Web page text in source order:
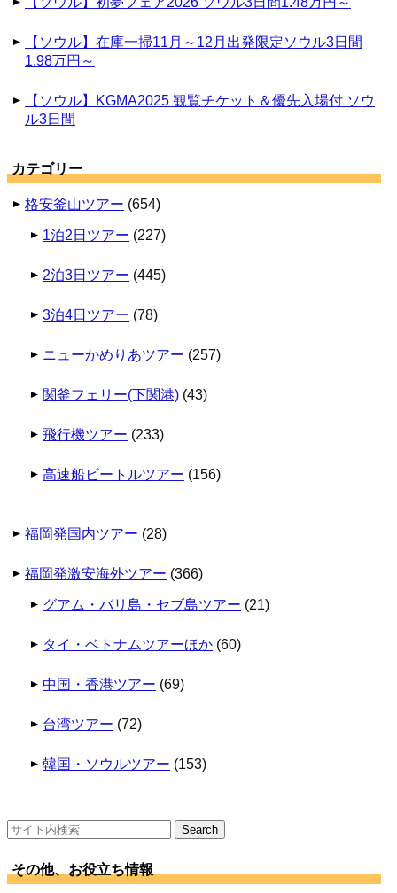
【ソウル】在庫一掃11月～12月出発限定ソウル3日間
1.98万円～
【ソウル】KGMA2025 観覧チケット＆優先入場付 ソウ
ル3日間
カテゴリー
格安釜山ツアー (654)
1泊2日ツアー (227)
2泊3日ツアー (445)
3泊4日ツアー (78)
ニューかめりあツアー (257)
関釜フェリー(下関港) (43)
飛行機ツアー (233)
高速船ビートルツアー (156)
福岡発国内ツアー (28)
福岡発激安海外ツアー (366)
グアム・バリ島・セブ島ツアー (21)
タイ・ベトナムツアーほか (60)
中国・香港ツアー (69)
台湾ツアー (72)
韓国・ソウルツアー (153)
検
その他、お役立ち情報